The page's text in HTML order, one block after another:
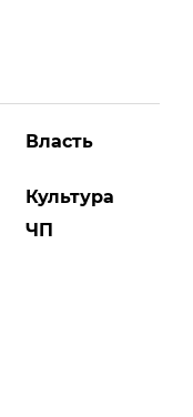
Власть
Культура
ЧП